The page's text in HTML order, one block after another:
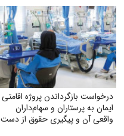
درخواست بازگرداندن پروژه اقامتی
ایمان به پرستاران و سهام‌داران
واقعی آن و پیگیری حقوق از دست